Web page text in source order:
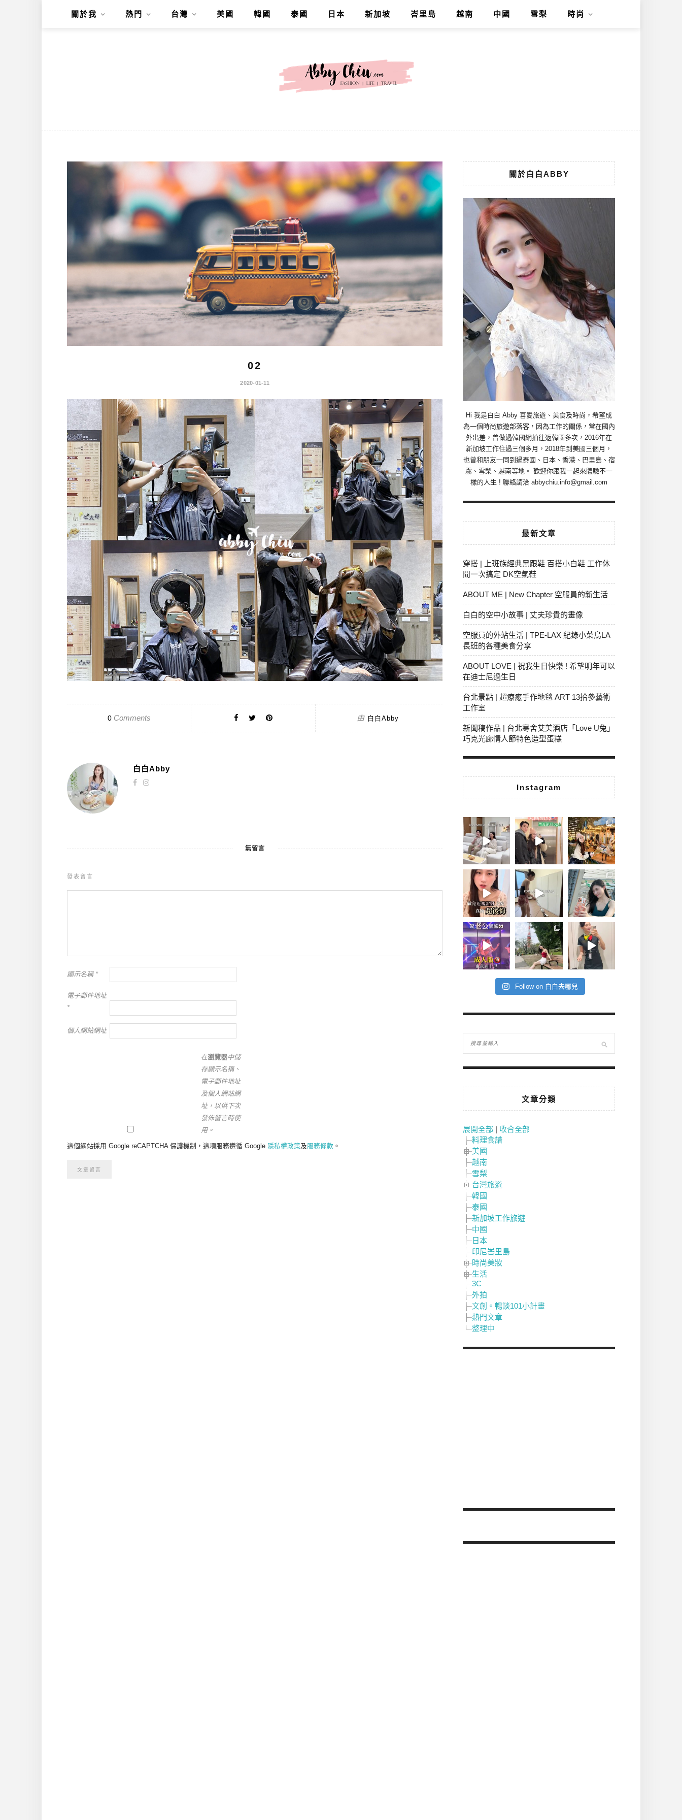
關於我 熱門 台灣 美國 韓國 泰國 日本 新加坡 峇里島 越南 中國 雪梨 時尚
02
2020-01-11
0Comments 由 白白Abby
白白Abby
無留言
發表留言
顯示名稱 *
電子郵件地址
*
個人網站網址
在瀏覽器中儲
存顯示名稱、
電子郵件地址
及個人網站網
址，以供下次
發佈留言時使
用。
這個網站採用 Google reCAPTCHA 保護機制，這項服務遵循 Google 隱私權政策及服務條款 。
關於白白ABBY
Hi 我是白白 Abby 喜愛旅遊、美食及時尚，希望成
為一個時尚旅遊部落客，因為工作的關係，常在國內
外出差，曾做過韓國網拍往返韓國多次，2016年在
新加坡工作住過三個多月，2018年到美國三個月，
也曾和朋友一同到過泰國、日本、香港、巴里島、宿
霧、雪梨、越南等地。 歡迎你跟我一起來體驗不一
樣的人生 ! 聯絡請洽 abbychiu.info@gmail.com
最新文章
穿搭 | 上班族經典黑跟鞋 百搭小白鞋 工作休
閒一次搞定 DK空氣鞋
ABOUT ME | New Chapter 空服員的新生活
白白的空中小故事 | 丈夫珍貴的畫像
空服員的外站生活 | TPE-LAX 紀錄小菜鳥LA
長班的各種美食分享
ABOUT LOVE | 祝我生日快樂 ! 希望明年可以
在迪士尼過生日
台北景點 | 超療癒手作地毯 ART 13拾參藝術
工作室
新聞稿作品 | 台北寒舍艾美酒店「Love U兔」
巧克光廊情人節特色造型蛋糕
Instagram
Follow on 白白去哪兒
文章分類
展開全部 | 收合全部
料理食譜
美國
越南
雪梨
台灣旅遊
韓國
泰國
新加坡工作旅遊
中國
日本
印尼峇里島
時尚美妝
生活
3C
外拍
文創。暢談101小計畫
熱門文章
整理中